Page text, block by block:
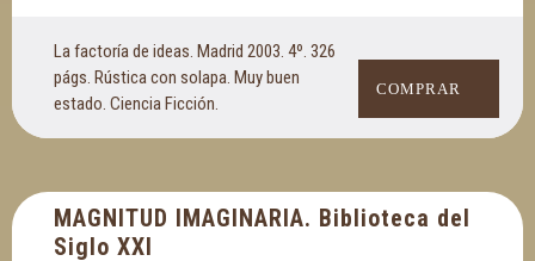
La factoría de ideas. Madrid 2003. 4º. 326
págs. Rústica con solapa. Muy buen
estado. Ciencia Ficción.
COMPRAR
MAGNITUD IMAGINARIA. Biblioteca del
Siglo XXI